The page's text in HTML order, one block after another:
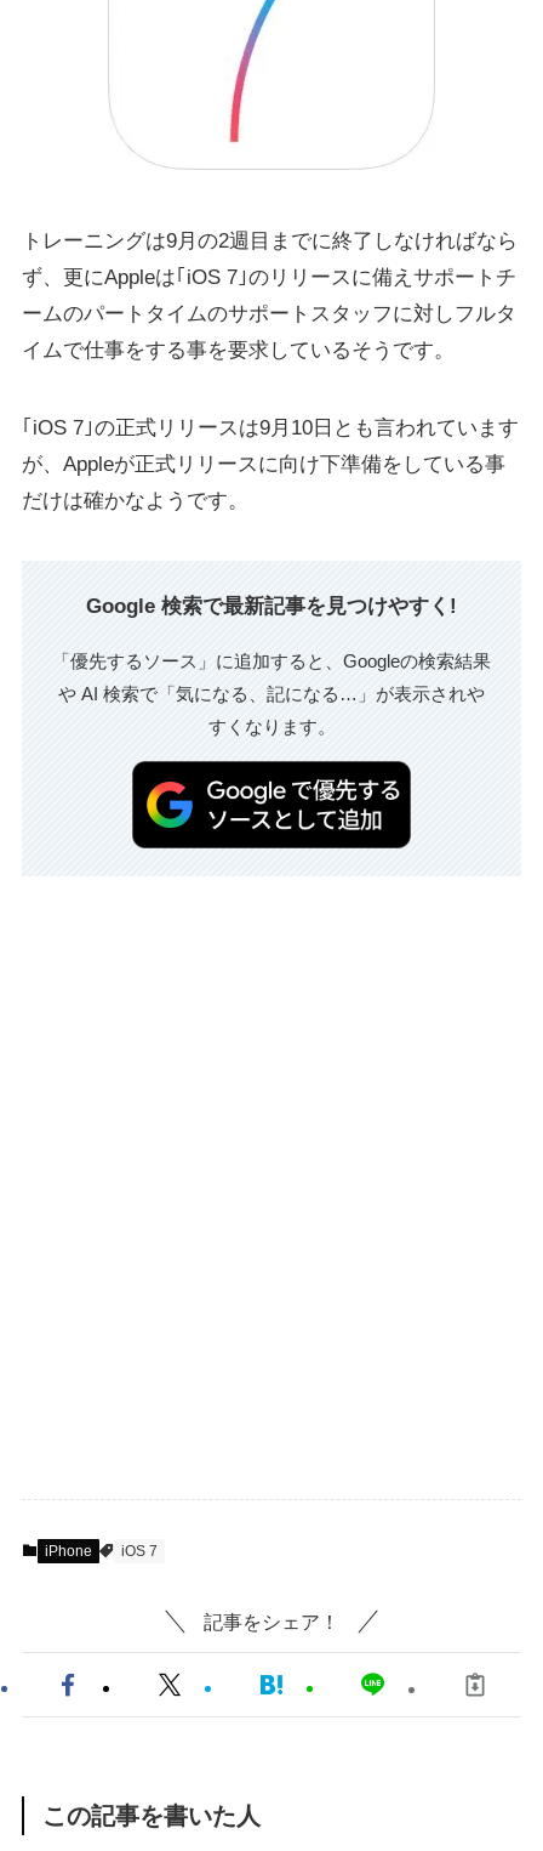
トレーニングは9月の2週目までに終了しなければなら
ず、更にAppleは｢iOS 7｣のリリースに備えサポートチ
ームのパートタイムのサポートスタッフに対しフルタ
イムで仕事をする事を要求しているそうです。
｢iOS 7｣の正式リリースは9月10日とも言われています
が、Appleが正式リリースに向け下準備をしている事
だけは確かなようです。
Google 検索で最新記事を見つけやすく!
「優先するソース」に追加すると、Googleの検索結果
や AI 検索で「気になる、記になる…」が表示されや
すくなります。
iPhone iOS 7
記事をシェア！
この記事を書いた人